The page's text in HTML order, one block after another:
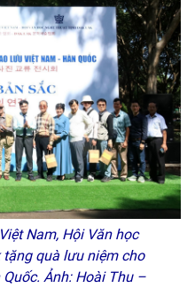
Nam, Hội Văn học
quà lưu niệm cho
Ảnh: Hoài Thu –